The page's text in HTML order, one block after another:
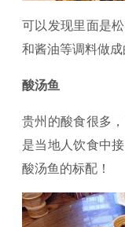
可以发现里面是
和酱油等调料做
酸汤鱼
贵州的酸食很多
是当地人饮食中
酸汤鱼的标配！